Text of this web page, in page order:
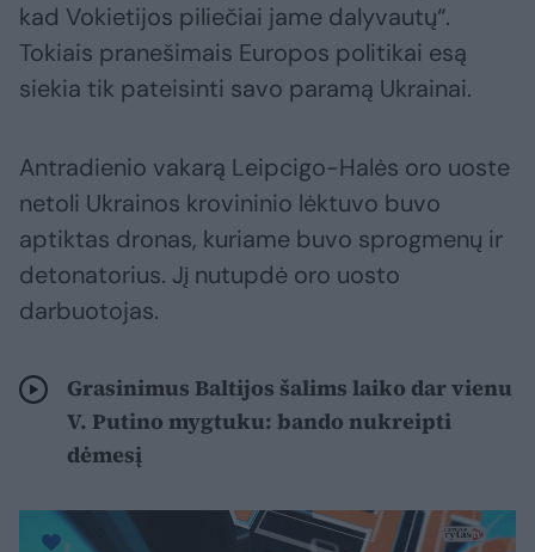
kad Vokietijos piliečiai jame dalyvautų“.
Tokiais pranešimais Europos politikai esą
siekia tik pateisinti savo paramą Ukrainai.
Antradienio vakarą Leipcigo-Halės oro uoste
netoli Ukrainos krovininio lėktuvo buvo
aptiktas dronas, kuriame buvo sprogmenų ir
detonatorius. Jį nutupdė oro uosto
darbuotojas.
Grasinimus Baltijos šalims laiko dar vienu
V. Putino mygtuku: bando nukreipti
dėmesį